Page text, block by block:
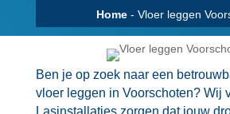
Home -Vloer leggen
Ben je op zoek naar een
vloer leggen in Voorschoten? Wij
Lasinstallaties zorgen dat jouw